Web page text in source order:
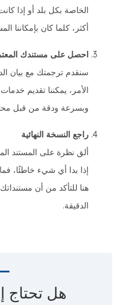
الخاصة بكل بلد أو إذا
أكثر، كلما كان بإمكاننا
احصل على مستندك
سنقدم ترجمتك مع بيان
الأمر، يمكننا تقديم
وبسرعة ودقة من قبل
راجع النسخة النهائية
ألق نظرة على المستند
إذا بدا أي شيء خاطئًا،
هنا للتأكد من أن
الدقيقة.
هل تحتاج